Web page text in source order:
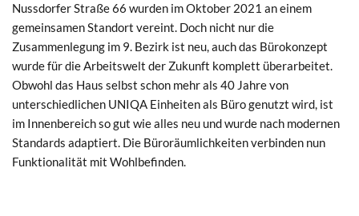
Nussdorfer Straße 66 wurden im Oktober 2021 an einem
gemeinsamen Standort vereint. Doch nicht nur die
Zusammenlegung im 9. Bezirk ist neu, auch das Bürokonzept
wurde für die Arbeitswelt der Zukunft komplett überarbeitet.
Obwohl das Haus selbst schon mehr als 40 Jahre von
unterschiedlichen UNIQA Einheiten als Büro genutzt wird, ist
im Innenbereich so gut wie alles neu und wurde nach modernen
Standards adaptiert. Die Büroräumlichkeiten verbinden nun
Funktionalität mit Wohlbefinden.